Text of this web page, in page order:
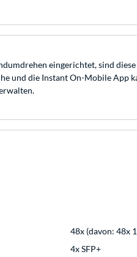
eingerichtet, sind
und die Instant On-Mobile
48x (davon: 48x
4x SFP+